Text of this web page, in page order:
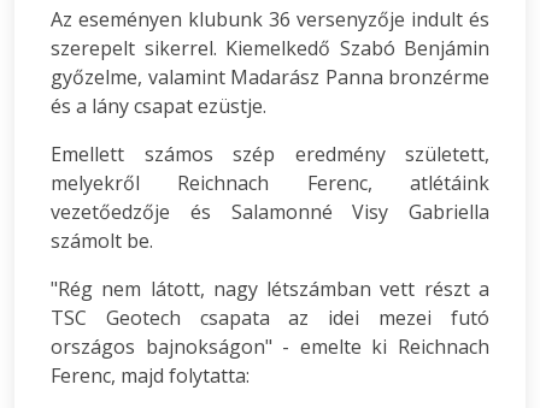
Az eseményen klubunk 36 versenyzője indult és
szerepelt sikerrel. Kiemelkedő Szabó Benjámin
győzelme, valamint Madarász Panna bronzérme
és a lány csapat ezüstje.
Emellett számos szép eredmény született,
melyekről Reichnach Ferenc, atlétáink
vezetőedzője és Salamonné Visy Gabriella
számolt be.
"Rég nem látott, nagy létszámban vett részt a
TSC Geotech csapata az idei mezei futó
országos bajnokságon" - emelte ki Reichnach
Ferenc, majd folytatta: